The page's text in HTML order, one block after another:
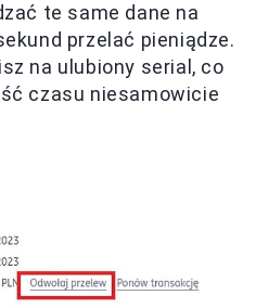
te same dane na
przelać pieniądze.
na ulubiony serial, co
czasu niesamowicie